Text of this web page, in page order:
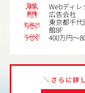
職種 Webディレ
業種 広告会社
勤務地
東京都千
館8F
年収例 400万円～
＼さらに詳